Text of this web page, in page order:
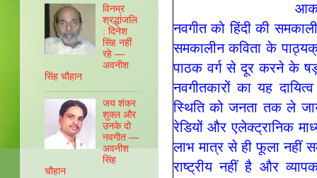
नवगीत को हिंदी की
समकालीन कविता के
पाठक वर्ग से दूर करने के
नवगीतकारों का यह
स्थिति को जनता तक ले
रेडियों और एलेक्ट्रानिक
लाभ मात्र से ही फूला नहीं
राष्ट्रीय नहीं है और
विनम्र
श्रद्धांजलि
: दिनेश
सिंह नहीं
रहे —
अवनीश
सिंह चौहान
जय शंकर
शुक्ल और
उनके दो
नवगीत —
अवनीश
सिंह
चौहान